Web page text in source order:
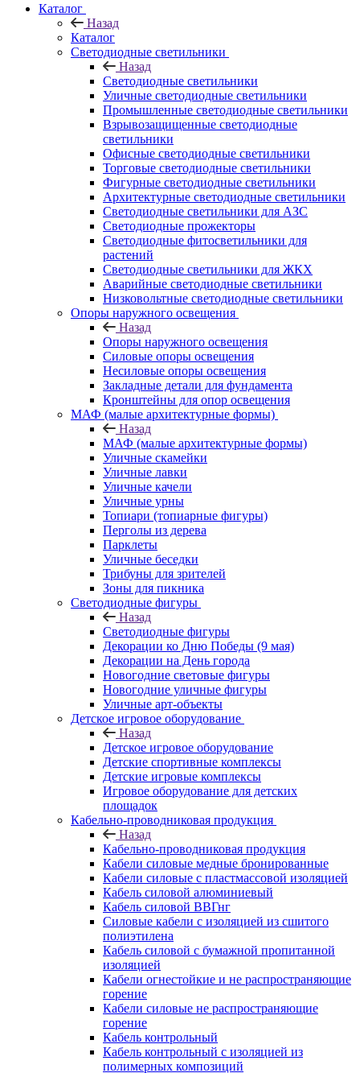
Каталог
Назад
Каталог
Светодиодные светильники
Назад
Светодиодные светильники
Уличные светодиодные светильники
Промышленные светодиодные светильники
Взрывозащищенные светодиодные
светильники
Офисные светодиодные светильники
Торговые светодиодные светильники
Фигурные светодиодные светильники
Архитектурные светодиодные светильники
Светодиодные светильники для АЗС
Светодиодные прожекторы
Светодиодные фитосветильники для
растений
Светодиодные светильники для ЖКХ
Аварийные светодиодные светильники
Низковольтные светодиодные светильники
Опоры наружного освещения
Назад
Опоры наружного освещения
Силовые опоры освещения
Несиловые опоры освещения
Закладные детали для фундамента
Кронштейны для опор освещения
МАФ (малые архитектурные формы)
Назад
МАФ (малые архитектурные формы)
Уличные скамейки
Уличные лавки
Уличные качели
Уличные урны
Топиари (топиарные фигуры)
Перголы из дерева
Парклеты
Уличные беседки
Трибуны для зрителей
Зоны для пикника
Светодиодные фигуры
Назад
Светодиодные фигуры
Декорации ко Дню Победы (9 мая)
Декорации на День города
Новогодние световые фигуры
Новогодние уличные фигуры
Уличные арт-объекты
Детское игровое оборудование
Назад
Детское игровое оборудование
Детские спортивные комплексы
Детские игровые комплексы
Игровое оборудование для детских
площадок
Кабельно-проводниковая продукция
Назад
Кабельно-проводниковая продукция
Кабели силовые медные бронированные
Кабели силовые с пластмассовой изоляцией
Кабель силовой алюминиевый
Кабель силовой ВВГнг
Силовые кабели с изоляцией из сшитого
полиэтилена
Кабель силовой с бумажной пропитанной
изоляцией
Кабели огнестойкие и не распространяющие
горение
Кабели силовые не распространяющие
горение
Кабель контрольный
Кабель контрольный с изоляцией из
полимерных композиций